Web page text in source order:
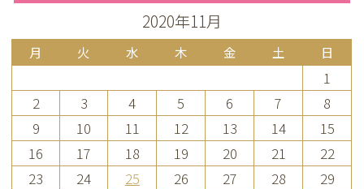
2020年11月
月 火 水 木 金 土 日
1
2
3 4 5 6 7
8
9
10 11 12 13 14
15
16
17 18 19 20 21
22
23
24 25 26 27 28
29